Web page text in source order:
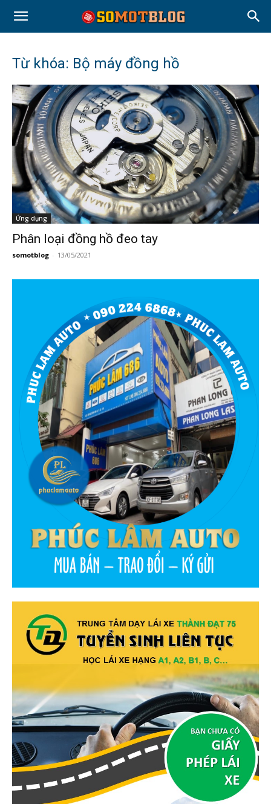
Từ khóa: Bộ máy đồng hồ
Ứng dụng
Phân loại đồng hồ đeo tay
somotblog - 13/05/2021